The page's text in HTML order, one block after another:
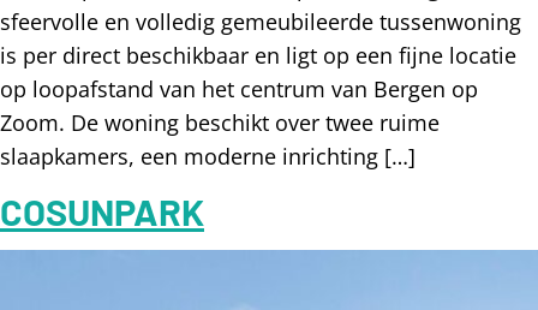
sfeervolle en volledig gemeubileerde tussenwoning
is per direct beschikbaar en ligt op een fijne locatie
op loopafstand van het centrum van Bergen op
Zoom. De woning beschikt over twee ruime
slaapkamers, een moderne inrichting […]
COSUNPARK